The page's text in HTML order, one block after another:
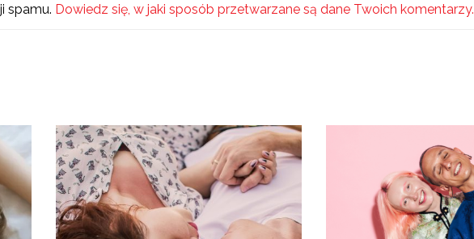
spamu. Dowiedz się, w jaki sposób przetwarzane są dane Twoich komentarzy.